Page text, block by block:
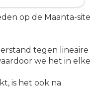
op de Maanta-site
tegen lineaire
we het in elke
is het ook na